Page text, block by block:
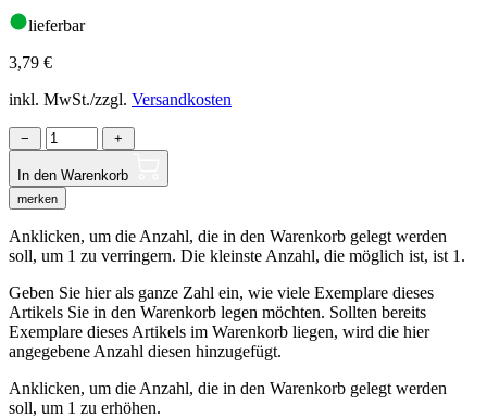
lieferbar
3,79 €
inkl. MwSt./zzgl. Versandkosten
− +
In den Warenkorb
merken
Anklicken, um die Anzahl, die in den Warenkorb gelegt werden
soll, um 1 zu verringern. Die kleinste Anzahl, die möglich ist, ist 1.
Geben Sie hier als ganze Zahl ein, wie viele Exemplare dieses
Artikels Sie in den Warenkorb legen möchten. Sollten bereits
Exemplare dieses Artikels im Warenkorb liegen, wird die hier
angegebene Anzahl diesen hinzugefügt.
Anklicken, um die Anzahl, die in den Warenkorb gelegt werden
soll, um 1 zu erhöhen.